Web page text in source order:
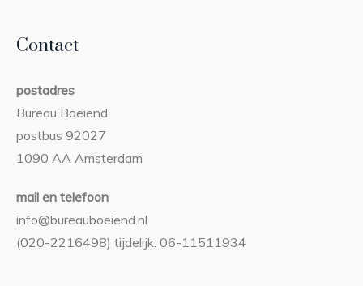
Contact
postadres
Bureau Boeiend
postbus 92027
1090 AA Amsterdam
mail en telefoon
info@bureauboeiend.nl
(020-2216498) tijdelijk: 06-11511934